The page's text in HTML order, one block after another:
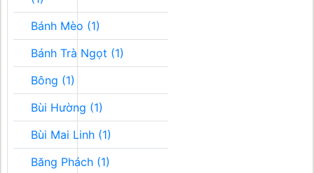
Bánh Mèo (1)
Bánh Trà Ngọt (1)
Bông (1)
Bùi Hường (1)
Bùi Mai Linh (1)
Băng Phách (1)